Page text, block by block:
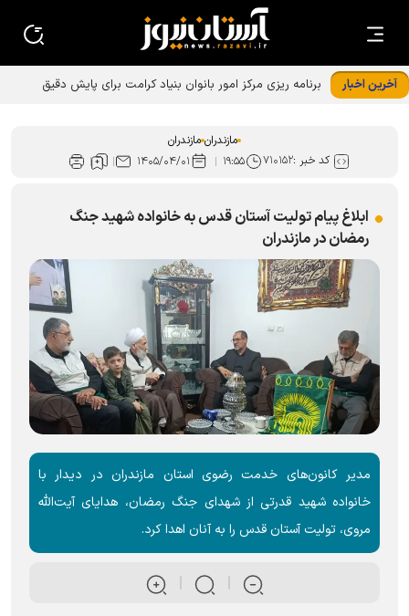
آخرین اخبار
برنامه ریزی مرکز امور بانوان بنیاد کرامت برای پایش دقیق
مازندران مازندران
کد خبر :۷۱۰۱۵۲ ۱۹:۵۵ ۱۴۰۵/۰۴/۰۱
ابلاغ پیام تولیت آستان قدس به خانواده شهید جنگ
رمضان در مازندران
مدیر کانون‌های خدمت رضوی استان مازندران در دیدار با
خانواده شهید قدرتی از شهدای جنگ رمضان، هدایای آیت‌الله
مروی، تولیت آستان قدس را به آنان اهدا کرد.